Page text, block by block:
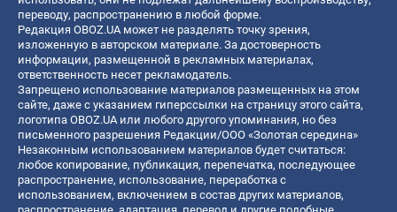
переводу, распространению в любой форме.
Редакция OBOZ.UA может не разделять точку зрения,
изложенную в авторском материале. За достоверность
информации, размещенной в рекламных материалах,
ответственность несет рекламодатель.
Запрещено использование материалов размещенных на этом
сайте, даже с указанием гиперссылки на страницу этого сайта,
логотипа OBOZ.UA или любого другого упоминания, но без
письменного разрешения Редакции/ООО «Золотая середина»
Незаконным использованием материалов будет считаться:
любое копирование, публикация, перепечатка, последующее
распространение, использование, переработка с
использованием, включением в состав других материалов,